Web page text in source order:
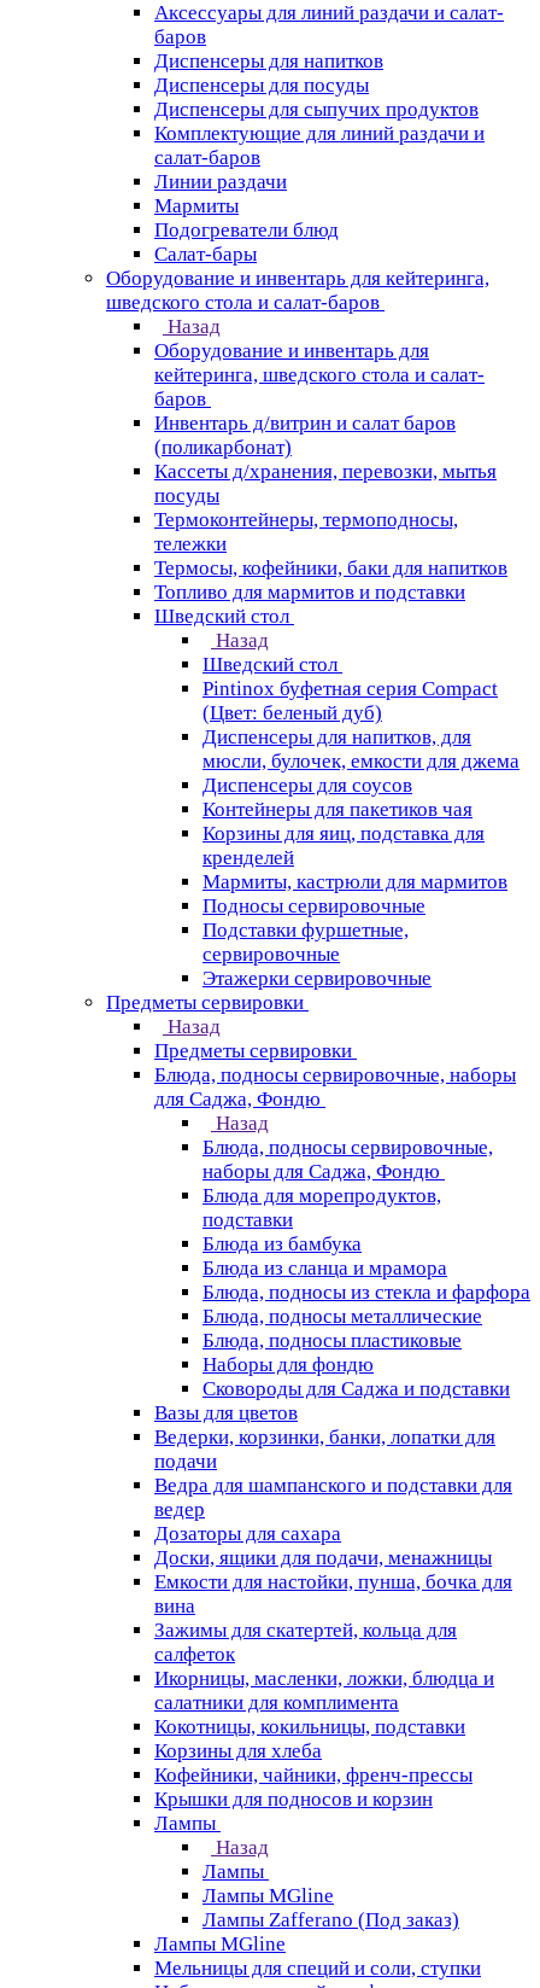
Аксессуары для линий раздачи и салат-
баров
Диспенсеры для напитков
Диспенсеры для посуды
Диспенсеры для сыпучих продуктов
Комплектующие для линий раздачи и
салат-баров
Линии раздачи
Мармиты
Подогреватели блюд
Салат-бары
Оборудование и инвентарь для кейтеринга,
шведского стола и салат-баров
Назад
Оборудование и инвентарь для
кейтеринга, шведского стола и салат-
баров
Инвентарь д/витрин и салат баров
(поликарбонат)
Кассеты д/хранения, перевозки, мытья
посуды
Термоконтейнеры, термоподносы,
тележки
Термосы, кофейники, баки для напитков
Топливо для мармитов и подставки
Шведский стол
Назад
Шведский стол
Pintinox буфетная серия Compact
(Цвет: беленый дуб)
Диспенсеры для напитков, для
мюсли, булочек, емкости для джема
Диспенсеры для соусов
Контейнеры для пакетиков чая
Корзины для яиц, подставка для
кренделей
Мармиты, кастрюли для мармитов
Подносы сервировочные
Подставки фуршетные,
сервировочные
Этажерки сервировочные
Предметы сервировки
Назад
Предметы сервировки
Блюда, подносы сервировочные, наборы
для Саджа, Фондю
Назад
Блюда, подносы сервировочные,
наборы для Саджа, Фондю
Блюда для морепродуктов,
подставки
Блюда из бамбука
Блюда из сланца и мрамора
Блюда, подносы из стекла и фарфора
Блюда, подносы металлические
Блюда, подносы пластиковые
Наборы для фондю
Сковороды для Саджа и подставки
Вазы для цветов
Ведерки, корзинки, банки, лопатки для
подачи
Ведра для шампанского и подставки для
ведер
Дозаторы для сахара
Доски, ящики для подачи, менажницы
Емкости для настойки, пунша, бочка для
вина
Зажимы для скатертей, кольца для
салфеток
Икорницы, масленки, ложки, блюдца и
салатники для комплимента
Кокотницы, кокильницы, подставки
Корзины для хлеба
Кофейники, чайники, френч-прессы
Крышки для подносов и корзин
Лампы
Назад
Лампы
Лампы MGline
Лампы Zafferano (Под заказ)
Лампы MGline
Мельницы для специй и соли, ступки